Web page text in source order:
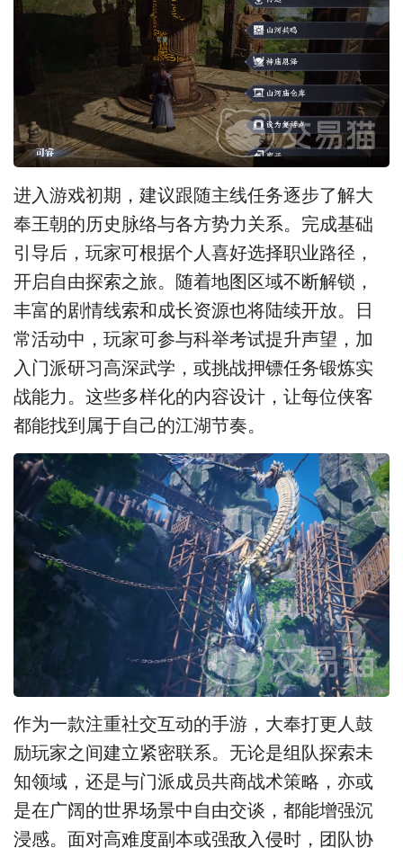
进入游戏初期，建议跟随主线任务逐步了解大
奉王朝的历史脉络与各方势力关系。完成基础
引导后，玩家可根据个人喜好选择职业路径，
开启自由探索之旅。随着地图区域不断解锁，
丰富的剧情线索和成长资源也将陆续开放。日
常活动中，玩家可参与科举考试提升声望，加
入门派研习高深武学，或挑战押镖任务锻炼实
战能力。这些多样化的内容设计，让每位侠客
都能找到属于自己的江湖节奏。
作为一款注重社交互动的手游，大奉打更人鼓
励玩家之间建立紧密联系。无论是组队探索未
知领域，还是与门派成员共商战术策略，亦或
是在广阔的世界场景中自由交谈，都能增强沉
浸感。面对高难度副本或强敌入侵时，团队协